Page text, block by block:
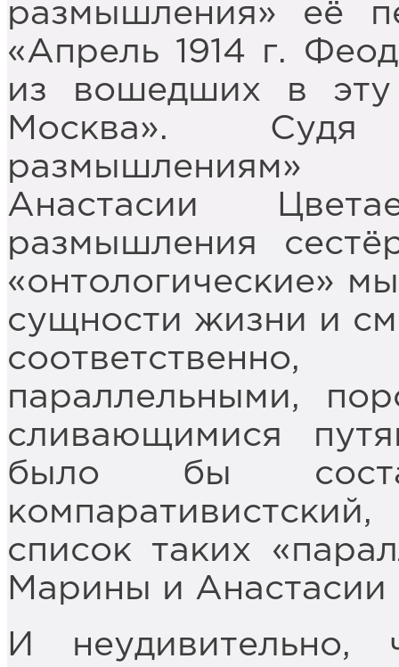
размышления» её
«Апрель 1914 г.
из вошедших в эту
Москва».
размышлениям»
Анастасии
размышления
«онтологические»
сущности жизни и
параллельными,
сливающимися
было бы
список таких
Марины и Анастасии
И неудивительно,